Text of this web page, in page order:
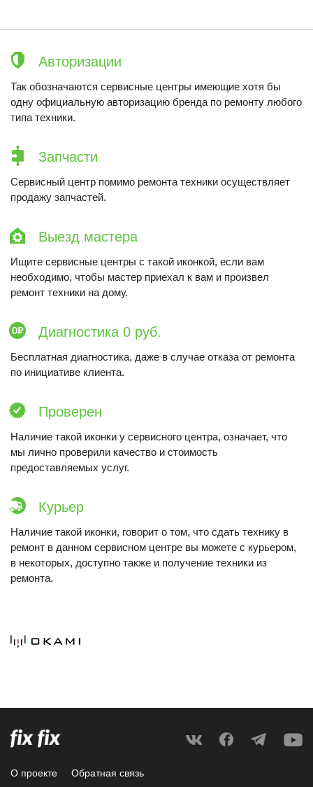
Авторизации
Так обозначаются сервисные центры имеющие хотя бы
одну официальную авторизацию бренда по ремонту любого
типа техники.
Запчасти
Сервисный центр помимо ремонта техники осуществляет
продажу запчастей.
Выезд мастера
Ищите сервисные центры с такой иконкой, если вам
необходимо, чтобы мастер приехал к вам и произвел
ремонт техники на дому.
Диагностика 0 руб.
Бесплатная диагностика, даже в случае отказа от ремонта
по инициативе клиента.
Проверен
Наличие такой иконки у сервисного центра, означает, что
мы лично проверили качество и стоимость
предоставляемых услуг.
Курьер
Наличие такой иконки, говорит о том, что сдать технику в
ремонт в данном сервисном центре вы можете с курьером,
в некоторых, доступно также и получение техники из
ремонта.
О проекте Обратная связь